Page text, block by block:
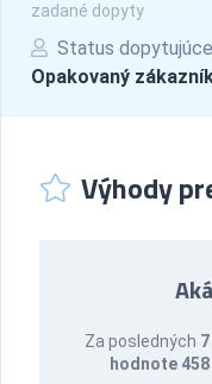
zadané dopyty
Status
Opakovaný
Výhody
Za posledných
hodnote